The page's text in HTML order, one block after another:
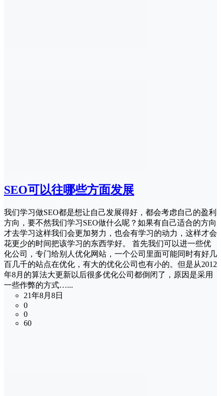
SEO可以往哪些方面发展
我们学习做SEO都是想让自己发展得好，都会考虑自己的盈利
方向，要不然我们学习SEO做什么呢？如果有自己适合的方向
才去学习这样我们会更加努力，也会有学习的动力，这样才会
花更少的时间把该学习的东西学好。 首先我们可以进一些优
化公司，专门给别人优化网站，一个公司里面可能同时有好几
百几千的站点在优化，有大的优化公司也有小的。但是从2012
年8月的算法大更新以后很多优化公司都倒闭了，原因是采用
一些作弊的方式…...
21年8月8日
0
0
60